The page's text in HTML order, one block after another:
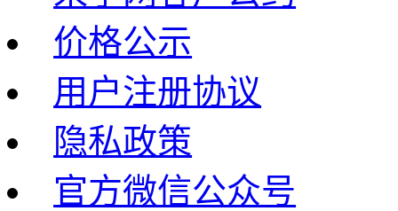
价格公示
用户注册协议
隐私政策
官方微信公众号